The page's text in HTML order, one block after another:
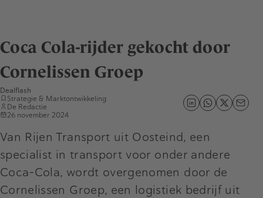
Coca Cola-rijder gekocht door
Cornelissen Groep
Dealflash
Strategie & Marktontwikkeling
De Redactie
26 november 2024
Van Rijen Transport uit Oosteind, een
specialist in transport voor onder andere
Coca-Cola, wordt overgenomen door de
Cornelissen Groep, een logistiek bedrijf uit